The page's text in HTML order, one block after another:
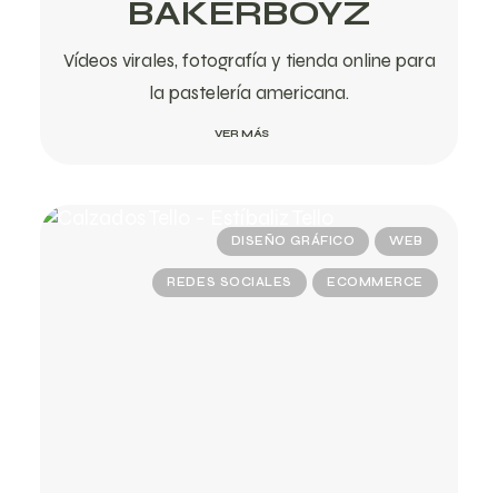
BAKERBOYZ
Vídeos virales, fotografía y tienda online para
la pastelería americana.
VER MÁS
DISEÑO GRÁFICO WEB
REDES SOCIALES ECOMMERCE